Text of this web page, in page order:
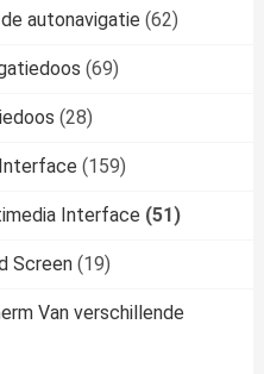
autonavigatie (62)
(69)
(28)
(159)
Interface (51)
Screen (19)
Van verschillende